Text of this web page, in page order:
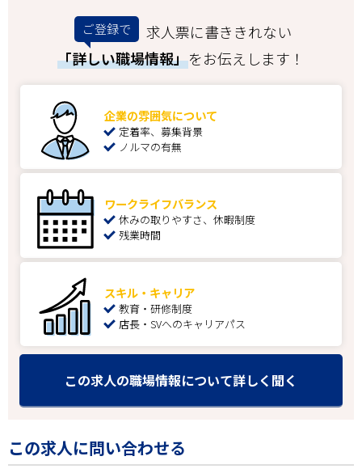
ご登録で
求人票に書ききれない
「詳しい職場情報」をお伝えします！
企業の雰囲気について
定着率、募集背景
ノルマの有無
ワークライフバランス
休みの取りやすさ、休暇制度
残業時間
スキル・キャリア
教育・研修制度
店長・SVへのキャリアパス
この求人の職場情報について詳しく聞く
この求人に問い合わせる